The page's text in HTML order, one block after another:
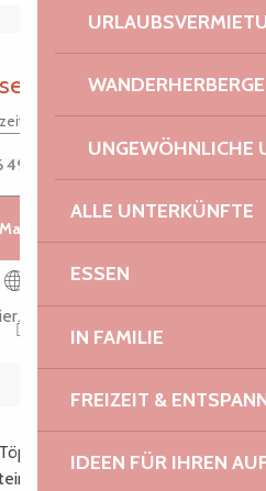
UNGEWÖHNLICHE
ALLE UNTERKÜNFTE
ESSEN
IN FAMILIE
FREIZEIT &
IDEEN FÜR IHREN
für heute
ansehen
49 63 64
kontaktieren
Verkauf von
und Porzellan sowie